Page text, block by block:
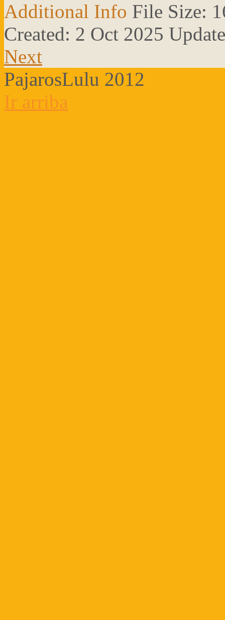
Additional Info File Size:
Created: 2 Oct 2025
Next
PajarosLulu 2012
Ir arriba